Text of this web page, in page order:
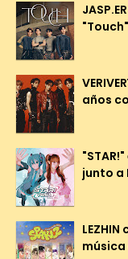
"Touch"
años
junto a
música